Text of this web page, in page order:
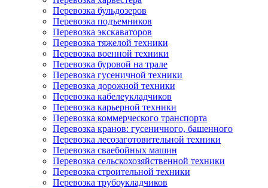
Перевозка бульдозеров
Перевозка подъемников
Перевозка экскаваторов
Перевозка тяжелой техники
Перевозка военной техники
Перевозка буровой на трале
Перевозка гусеничной техники
Перевозка дорожной техники
Перевозка кабелеукладчиков
Перевозка карьерной техники
Перевозка коммерческого транспорта
Перевозка кранов: гусеничного, башенного
Перевозка лесозаготовительной техники
Перевозка сваебойных машин
Перевозка сельскохозяйственной техники
Перевозка строительной техники
Перевозка трубоукладчиков